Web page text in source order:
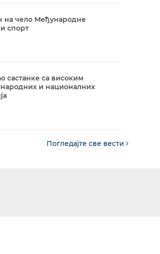
на чело Међународне
спорт
састанке са високим
и националних
Погледајте све вести